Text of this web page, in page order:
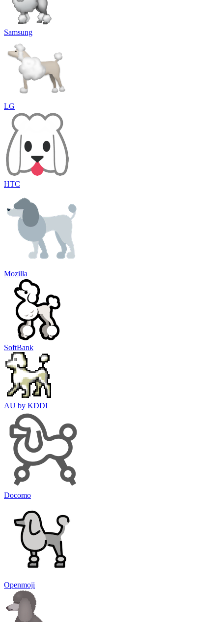
Samsung
LG
HTC
Mozilla
SoftBank
AU by KDDI
Docomo
Openmoji